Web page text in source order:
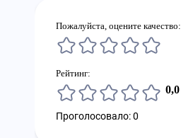
Пожалуйста, оцените качество:
Рейтинг:
0,0
Проголосовало: 0